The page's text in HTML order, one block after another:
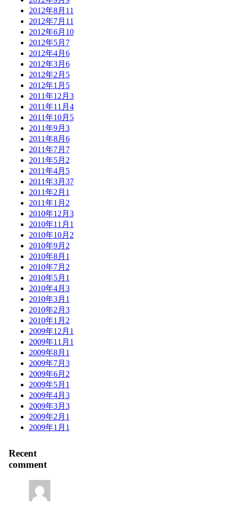
2012年8月 11
2012年7月 11
2012年6月 10
2012年5月 7
2012年4月 6
2012年3月 6
2012年2月 5
2012年1月 5
2011年12月 3
2011年11月 4
2011年10月 5
2011年9月 3
2011年8月 6
2011年7月 7
2011年5月 2
2011年4月 5
2011年3月 37
2011年2月 1
2011年1月 2
2010年12月 3
2010年11月 1
2010年10月 2
2010年9月 2
2010年8月 1
2010年7月 2
2010年5月 1
2010年4月 3
2010年3月 1
2010年2月 3
2010年1月 2
2009年12月 1
2009年11月 1
2009年8月 1
2009年7月 3
2009年6月 2
2009年5月 1
2009年4月 3
2009年3月 3
2009年2月 1
2009年1月 1
Recent
comment